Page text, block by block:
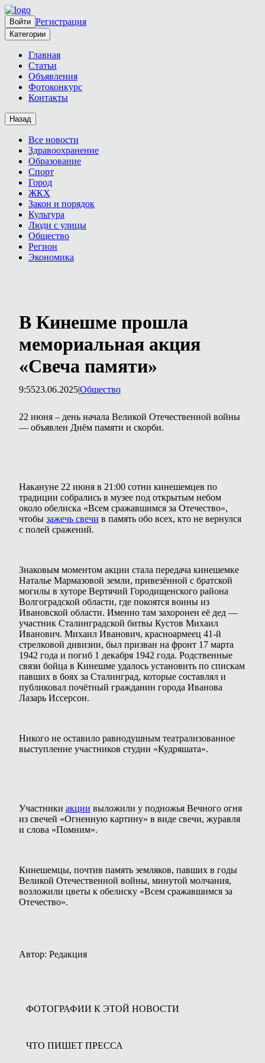
Войти Регистрация
Категории
Главная
Статьи
Объявления
Фотоконкурс
Контакты
Назад
Все новости
Здравоохранение
Образование
Спорт
Город
ЖКХ
Закон и порядок
Культура
Люди с улицы
Общество
Регион
Экономика
В Кинешме прошла
мемориальная акция
«Свеча памяти»
9:5523.06.2025|Общество
22 июня – день начала Великой Отечественной войны
— объявлен Днём памяти и скорби.
Накануне 22 июня в 21:00 сотни кинешемцев по
традиции собрались в музее под открытым небом
около обелиска «Всем сражавшимся за Отечество»,
чтобы зажечь свечи в память обо всех, кто не вернулся
с полей сражений.
Знаковым моментом акции стала передача кинешемке
Наталье Мармазовой земли, привезённой с братской
могилы в хуторе Вертячий Городищенского района
Волгоградской области, где покоятся воины из
Ивановской области. Именно там захоронен её дед —
участник Сталинградской битвы Кустов Михаил
Иванович. Михаил Иванович, красноармеец 41-й
стрелковой дивизии, был призван на фронт 17 марта
1942 года и погиб 1 декабря 1942 года. Родственные
связи бойца в Кинешме удалось установить по спискам
павших в боях за Сталинград, которые составлял и
публиковал почётный гражданин города Иванова
Лазарь Иссерсон.
Никого не оставило равнодушным театрализованное
выступление участников студии «Кудряшата».
Участники акции выложили у подножья Вечного огня
из свечей «Огненную картину» в виде свечи, журавля
и слова «Помним».
Кинешемцы, почтив память земляков, павших в годы
Великой Отечественной войны, минутой молчания,
возложили цветы к обелиску «Всем сражавшимся за
Отечество».
Автор: Редакция
ФОТОГРАФИИ К ЭТОЙ НОВОСТИ
ЧТО ПИШЕТ ПРЕССА